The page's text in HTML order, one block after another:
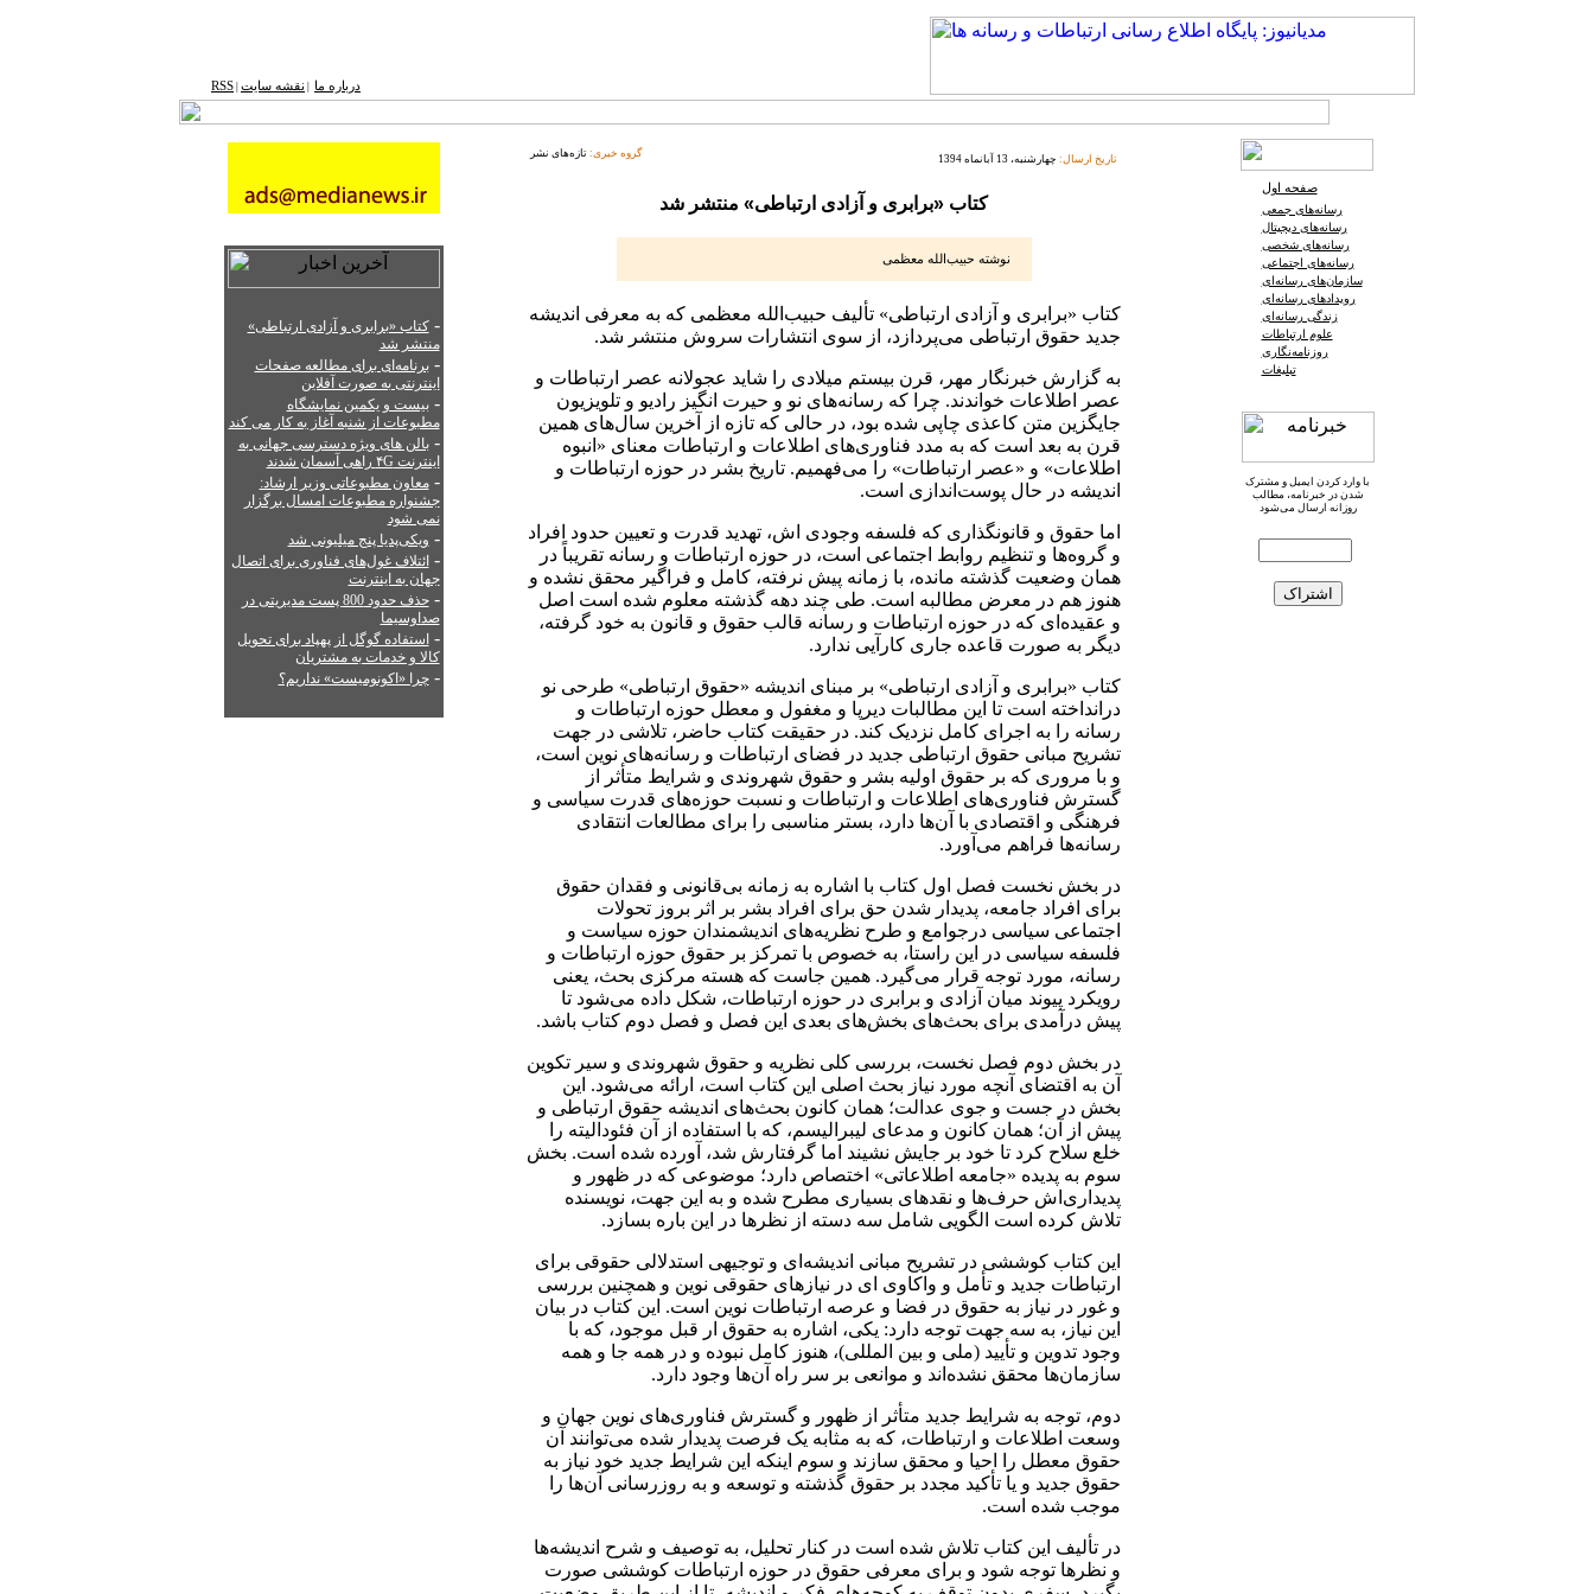
درباره ما نقشه ‌سایت RSS
-کتاب «برابری و آزادی ارتباطی»
منتشر شد
-برنامه‌ای برای مطالعه صفحات
اینترنتی به صورت آفلاین
-بیست و یکمین نمایشگاه
مطبوعات از شنبه آغاز به کار می کند
-بالن های ویژه دسترسی جهانی به
اینترنت ۴G راهی آسمان شدند
-معاون مطبوعاتی وزیر ارشاد:
جشنواره مطبوعات امسال برگزار
نمی شود
- ویکی‌پدیا پنج میلیونی شد
-ائتلاف غول‌های فناوری برای اتصال
جهان به اینترنت
-
حذف حدود 800 پست مدیریتی در
صداوسیما
- استفاده گوگل از پهپاد برای تحویل
کالا و خدمات به مشتریان
-چرا «اکونومیست» نداریم؟
گروه خبری: تازه‌های نشر تاریخ ارسال: چهارشنبه، 13 آبانماه 1394
کتاب «برابری و آزادی ارتباطی» منتشر شد
نوشته حبیب‌الله معظمی
کتاب «برابری و آزادی ارتباطی» تألیف حبیب‌الله معظمی که به معرفی اندیشه
جدید حقوق ارتباطی می‌پردازد، از سوی انتشارات سروش منتشر شد.
به گزارش خبرنگار مهر، قرن بیستم میلادی را شاید عجولانه عصر ارتباطات و
عصر اطلاعات خواندند. چرا که رسانه‌های نو و حیرت انگیز رادیو و تلویزیون
جایگزین متن کاعذی چاپی شده بود، در حالی که تازه از آخرین سال‌های همین
قرن به بعد است که به مدد فناوری‌های اطلاعات و ارتباطات معنای «انبوه
اطلاعات» و «عصر ارتباطات» را می‌فهمیم. تاریخ بشر در حوزه ارتباطات و
اندیشه در حال پوست‌اندازی است.
اما حقوق و قانونگذاری که فلسفه وجودی اش، تهدید قدرت و تعیین حدود افراد
و گروه‌ها و تنظیم روابط اجتماعی است، در حوزه ارتباطات و رسانه تقریباً در
همان وضعیت گذشته مانده، با زمانه پیش نرفته، کامل و فراگیر محقق نشده و
هنوز هم در معرض مطالبه است. طی چند دهه گذشته معلوم شده است اصل
و عقیده‌ای که در حوزه ارتباطات و رسانه قالب حقوق و قانون به خود گرفته،
دیگر به صورت قاعده جاری کارآیی ندارد.
کتاب «برابری و آزادی ارتباطی» بر مبنای اندیشه «حقوق ارتباطی» طرحی نو
درانداخته است تا این مطالبات دیرپا و مغفول و معطل حوزه ارتباطات و
رسانه را به اجرای کامل نزدیک کند. در حقیقت کتاب حاضر، تلاشی در جهت
تشریح مبانی حقوق ارتباطی جدید در فضای ارتباطات و رسانه‌های نوین است،
و با مروری که بر حقوق اولیه بشر و حقوق شهروندی و شرایط متأثر از
گسترش فناوری‌های اطلاعات و ارتباطات و نسبت حوزه‌های قدرت سیاسی و
فرهنگی و اقتصادی با آن‌ها دارد، بستر مناسبی را برای مطالعات انتقادی
رسانه‌ها فراهم می‌آورد.
در بخش نخست فصل اول کتاب با اشاره به زمانه بی‌قانونی و فقدان حقوق
برای افراد جامعه، پدیدار شدن حق برای افراد بشر بر اثر بروز تحولات
اجتماعی سیاسی درجوامع و طرح نظریه‌های اندیشمندان حوزه سیاست و
فلسفه سیاسی در این راستا، به خصوص با تمرکز بر حقوق حوزه ارتباطات و
رسانه، مورد توجه قرار می‌گیرد. همین جاست که هسته مرکزی بحث، یعنی
رویکرد پیوند میان آزادی و برابری در حوزه ارتباطات، شکل داده می‌شود تا
پیش درآمدی برای بحث‌های بخش‌های بعدی این فصل و فصل دوم کتاب باشد.
در بخش دوم فصل نخست، بررسی کلی نظریه و حقوق شهروندی و سیر تکوین
آن به اقتضای آنچه مورد نیاز بحث اصلی این کتاب است، ارائه می‌شود. این
بخش در جست و جوی عدالت؛ همان کانون بحث‌های اندیشه حقوق ارتباطی و
پیش از آن؛ همان کانون و مدعای لیبرالیسم، که با استفاده از آن فئودالیته را
خلع سلاح کرد تا خود بر جایش نشیند اما گرفتارش شد، آورده شده است. بخش
سوم به پدیده «جامعه اطلاعاتی» اختصاص دارد؛ موضوعی که در ظهور و
پدیداری‌اش حرف‌ها و نقدهای بسیاری مطرح شده و به این جهت، نویسنده
تلاش کرده است الگویی شامل سه دسته از نظرها در این باره بسازد.
این کتاب کوششی در تشریح مبانی اندیشه‌ای و توجیهی استدلالی حقوقی برای
ارتباطات جدید و تأمل و واکاوی ای در نیازهای حقوقی نوین و همچنین بررسی
و غور در نیاز به حقوق در فضا و عرصه ارتباطات نوین است. این کتاب در بیان
این نیاز، به سه جهت توجه دارد: یکی، اشاره به حقوق ار قبل موجود، که با
وجود تدوین و تأیید (ملی و بین المللی)، هنوز کامل نبوده و در همه جا و همه
سازمان‌ها محقق نشده‌اند و موانعی بر سر راه آن‌ها وجود دارد.
دوم، توجه به شرایط جدید متأثر از ظهور و گسترش فناوری‌های نوین جهان و
وسعت اطلاعات و ارتباطات، که به مثابه یک فرصت پدیدار شده می‌توانند آن
حقوق معطل را احیا و محقق سازند و سوم اینکه این شرایط جدید خود نیاز به
حقوق جدید و یا تأکید مجدد بر حقوق گذشته و توسعه و به روزرسانی آن‌ها را
موجب شده است.
در تألیف این کتاب تلاش شده است در کنار تحلیل، به توصیف و شرح اندیشه‌ها
و نظرها توجه شود و برای معرفی حقوق در حوزه ارتباطات کوششی صورت
صفحه اول
رسانه‌های جمعی
رسانه‌های دیجیتال
رسانه‌های شخصی
رسانه‌های اجتماعی
سازمان‌های رسانه‌ای
رویدادهای رسانه‌ای
زندگی رسانه‌ای
علوم ارتباطات
روزنامه‌نگاری
تبلیغات
با وارد کردن ایمیل و مشترک
شدن در خبرنامه، مطالب
روزانه ارسال می‌شود